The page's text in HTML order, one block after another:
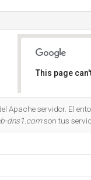
This page
servidor. El
dns1.comson tus